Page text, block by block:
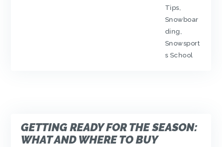
Tips
Snowboar
ding
Snowsport
s School
GETTING READY FOR THE SEASON:
WHAT AND WHERE TO BUY